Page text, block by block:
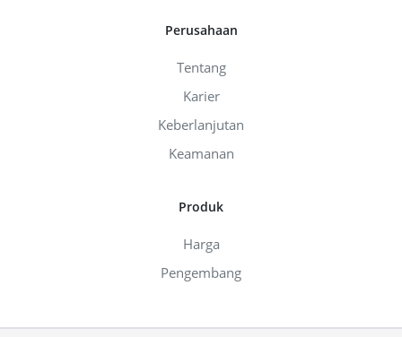
Perusahaan
Tentang
Karier
Keberlanjutan
Keamanan
Produk
Harga
Pengembang